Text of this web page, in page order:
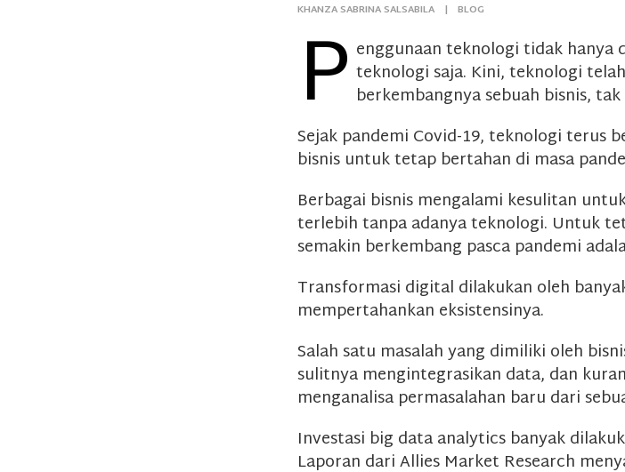
KHANZA SABRINA SALSABILA BLOG
P enggunaan teknologi tidak hanya
teknologi saja. Kini, teknologi
berkembangnya sebuah bisnis,
Sejak pandemi Covid-19, teknologi terus
bisnis untuk tetap bertahan di masa
Berbagai bisnis mengalami kesulitan
terlebih tanpa adanya teknologi. Untuk
semakin berkembang pasca pandemi
Transformasi digital dilakukan oleh
mempertahankan eksistensinya.
Salah satu masalah yang dimiliki oleh
sulitnya mengintegrasikan data, dan
menganalisa permasalahan baru dari
Investasi big data analytics banyak
Laporan dari Allies Market Research